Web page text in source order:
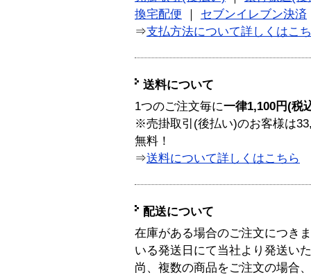
換宅配便 ｜ セブンイレブン決済
⇒支払方法について詳しくはこ
送料について
1つのご注文毎に一律1,100円(税
※売掛取引(後払い)のお客様は
無料！
⇒送料について詳しくはこちら
配送について
在庫がある場合のご注文につき
いる発送日にて当社より発送い
尚、複数の商品をご注文の場合